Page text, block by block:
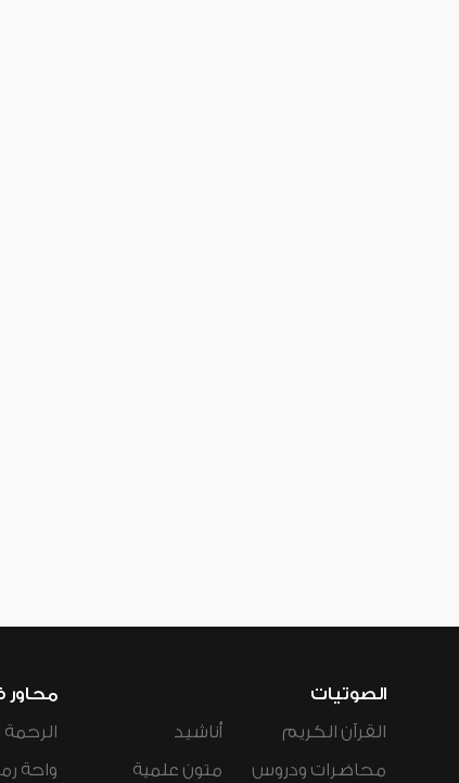
الصوتيات
القرآن الكريم
محاضرات ودروس
أناشيد
متون علمية
محاور
الرحمة
واحة